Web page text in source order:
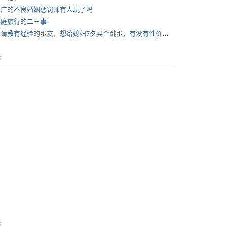
的不良婚姻惩罚师有人玩了吗
旅行的二三事
*
想请教有经验的蛋友，想给媳妇7夕买个跳蛋，有没有性价比高的推荐